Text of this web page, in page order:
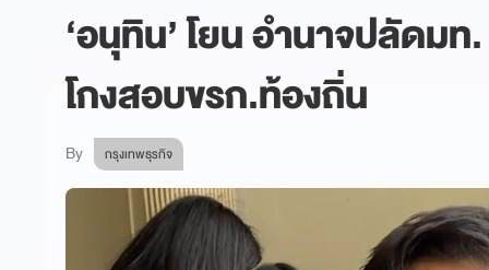
‘อนุทิน’ โยน อำนาจปลัดม
โกงสอบขรก.ท้องถิ่น
By กรุงเทพธุรกิจ